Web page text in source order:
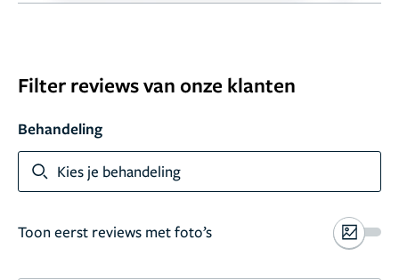
Filter reviews van onze klanten
Behandeling
Kies je behandeling
Toon eerst reviews met foto’s